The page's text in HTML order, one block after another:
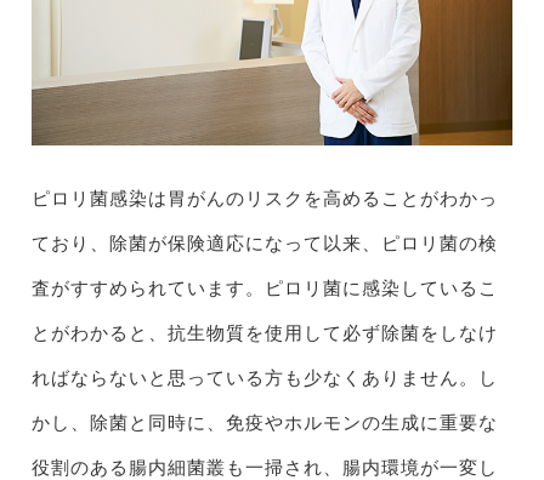
ピロリ菌感染は胃がんのリスクを高めることがわかっ
ており、除菌が保険適応になって以来、ピロリ菌の検
査がすすめられています。ピロリ菌に感染しているこ
とがわかると、抗生物質を使用して必ず除菌をしなけ
ればならないと思っている方も少なくありません。し
かし、除菌と同時に、免疫やホルモンの生成に重要な
役割のある腸内細菌叢も一掃され、腸内環境が一変し